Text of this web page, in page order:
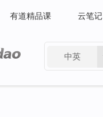
有道精品课 云笔记
中英